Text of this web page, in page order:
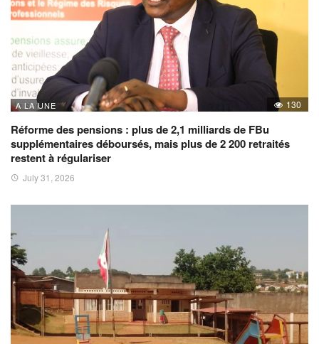
A LA UNE 130
Réforme des pensions : plus de 2,1 milliards de FBu
supplémentaires déboursés, mais plus de 2 200 retraités
restent à régulariser
July 31, 2026